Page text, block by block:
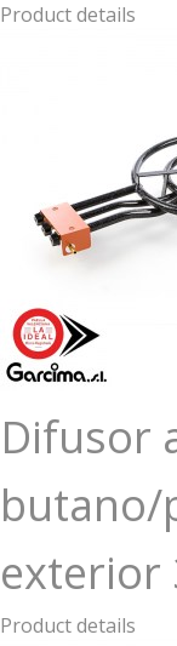
Product details
Difusor
butano/
exterior
Product details